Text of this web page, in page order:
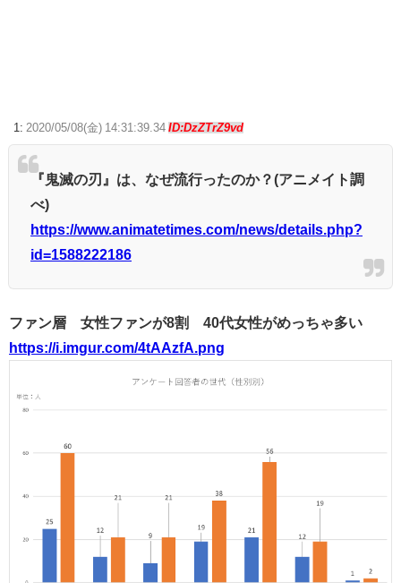
【ポケモンGO】リモート交換って 大半が交換レート合わせない奴多く
ね？
【ウマ娘】ディザイアの謎ポーズ、完全にアレと一致ｗｗｗ
【競馬】G1・2勝 アスコリピチェーノが引退 繁殖入りへ
1: 2020/05/08(金) 14:31:39.34 ID:DzZTrZ9vd
『鬼滅の刃』は、なぜ流行ったのか？(アニメイト調
べ)
https://www.animatetimes.com/news/details.php?
id=1588222186
ファン層 女性ファンが8割 40代女性がめっちゃ多い
https://i.imgur.com/4tAAzfA.png